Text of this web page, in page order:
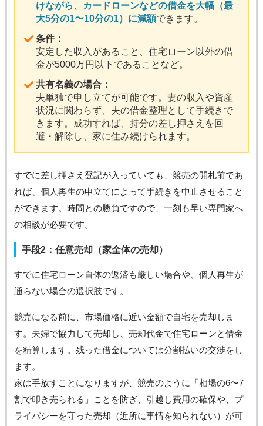
けながら、カードローンなどの借金を大幅（最
大5分の1〜10分の1）に減額できます。
条件：
安定した収入があること、住宅ローン以外の借
金が5000万円以下であることなど。
共有名義の場合：
夫単独で申し立てが可能です。妻の収入や資産
状況に関わらず、夫の借金整理として手続きで
きます。成功すれば、持分の差し押さえを回
避・解除し、家に住み続けられます。
すでに差し押さえ登記が入っていても、競売の開札前であ
れば、個人再生の申立てによって手続きを中止させること
ができます。時間との勝負ですので、一刻も早い専門家へ
の相談が必要です。
手段2：任意売却（家全体の売却）
すでに住宅ローン自体の返済も厳しい場合や、個人再生が
通らない場合の選択肢です。
競売になる前に、市場価格に近い金額で自宅を売却しま
す。夫婦で協力して売却し、売却代金で住宅ローンと借金
を精算します。残った借金については分割払いの交渉をし
ます。
家は手放すことになりますが、競売のように「相場の6〜7
割で叩き売られる」ことを防ぎ、引越し費用の確保や、プ
ライバシーを守った売却（近所に事情を知られない）が可